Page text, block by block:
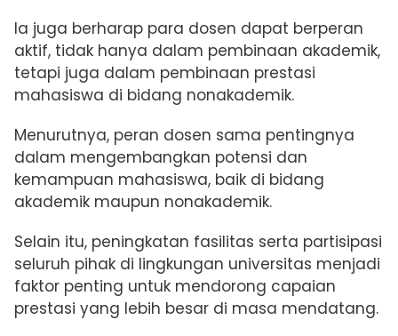
Ia juga berharap para dosen dapat berperan
aktif, tidak hanya dalam pembinaan akademik,
tetapi juga dalam pembinaan prestasi
mahasiswa di bidang nonakademik.
Menurutnya, peran dosen sama pentingnya
dalam mengembangkan potensi dan
kemampuan mahasiswa, baik di bidang
akademik maupun nonakademik.
Selain itu, peningkatan fasilitas serta partisipasi
seluruh pihak di lingkungan universitas menjadi
faktor penting untuk mendorong capaian
prestasi yang lebih besar di masa mendatang.